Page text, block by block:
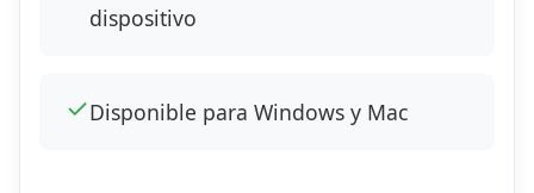
dispositivo
✓Disponible para Windows y Mac